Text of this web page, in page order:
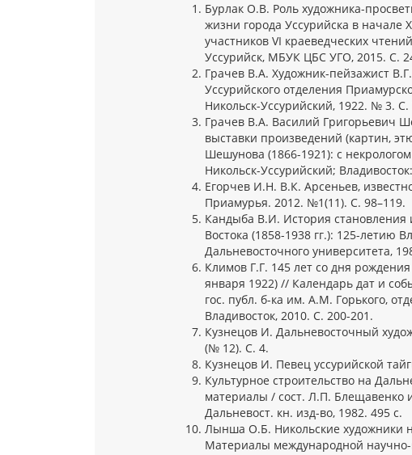
Бурлак О.В. Роль художника-
жизни города Уссурийска в начале
участников VI краеведческих
Уссурийск, МБУК ЦБС УГО, 2015. С.
Грачев В.А. Художник-пейзажист
Уссурийского отделения
Никольск-Уссурийский, 1922. № 3. С.
Грачев В.А. Василий Григорьевич
выставки произведений (картин,
Шешунова (1866-1921): с
Никольск-Уссурийский;
Егорчев И.Н. В.К. Арсеньев,
Приамурья. 2012. №1(11). С. 98–119.
Кандыба В.И. История становления
Востока (1858-1938 гг.): 125-летию
Дальневосточного университета,
Климов Г.Г. 145 лет со дня
января 1922) // Календарь дат и
гос. публ. б-ка им. А.М. Горького,
Владивосток, 2010. С. 200-201.
Кузнецов И. Дальневосточный
(№ 12). С. 4.
Кузнецов И. Певец уссурийской
Культурное строительство на
материалы / сост. Л.П. Блещавенко
Дальневост. кн. изд-во, 1982. 495 с.
Лынша О.Б. Никольские художники
Материалы международной